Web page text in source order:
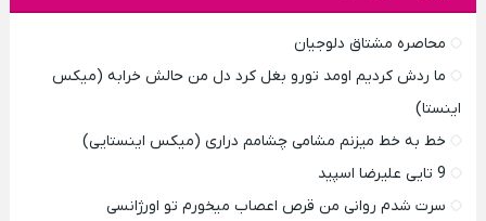
محاصره مشتاق دلوجیان
ما ردش کردیم اومد تورو بغل کرد دل من حالش خرابه (میکس
اینستا)
خط به خط میزنم مشامی چشامم دراری (میکس اینستایی)
9 تایی علیرضا اسپید
سرت شدم روانی من قرص اعصاب میخورم تو اورژانسی